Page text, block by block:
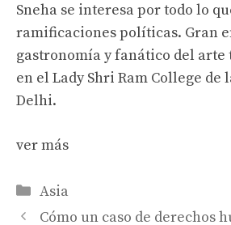
Sneha se interesa por todo lo
ramificaciones políticas. Gran
gastronomía y fanático del arte
en el Lady Shri Ram College de
Delhi.
ver más
Categories
Asia
Cómo un caso de derechos